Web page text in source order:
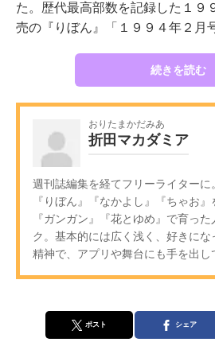
た。歴代最高部数を記録した１９
売の『りぼん』「１９９４年２月
続きを読む
おりたまかだみあ
折田マカダミア
週刊誌編集を経てフリーライターに
『りぼん』『なかよし』『ちゃお』
『ガンガン』『花とゆめ』で育っ
ク。基本的には広く浅く、好きに
精神で、アプリや舞台にも手を出し
ポスト シェア